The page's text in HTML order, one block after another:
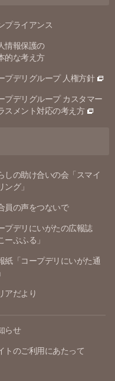
プライアンス
情報保護の
的な考え方
プデリグループ 人権方針
プデリグループ カスタマー
スメント対応の考え方
しの助け合いの会「スマイ
ング」
員の声をつないで
プデリにいがたの広報誌
ーぷふる」
紙「コープデリにいがた通
アだより
らせ
トのご利用にあたって